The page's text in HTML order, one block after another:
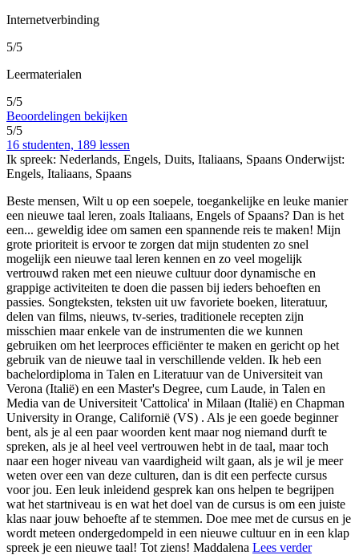
Internetverbinding
5/5
Leermaterialen
5/5
Beoordelingen bekijken
5/5
16 studenten, 189 lessen
Ik spreek: Nederlands, Engels, Duits, Italiaans, Spaans Onderwijst:
Engels, Italiaans, Spaans
Beste mensen, Wilt u op een soepele, toegankelijke en leuke manier
een nieuwe taal leren, zoals Italiaans, Engels of Spaans? Dan is het
een... geweldig idee om samen een spannende reis te maken! Mijn
grote prioriteit is ervoor te zorgen dat mijn studenten zo snel
mogelijk een nieuwe taal leren kennen en zo veel mogelijk
vertrouwd raken met een nieuwe cultuur door dynamische en
grappige activiteiten te doen die passen bij ieders behoeften en
passies. Songteksten, teksten uit uw favoriete boeken, literatuur,
delen van films, nieuws, tv-series, traditionele recepten zijn
misschien maar enkele van de instrumenten die we kunnen
gebruiken om het leerproces efficiënter te maken en gericht op het
gebruik van de nieuwe taal in verschillende velden. Ik heb een
bachelordiploma in Talen en Literatuur van de Universiteit van
Verona (Italië) en een Master's Degree, cum Laude, in Talen en
Media van de Universiteit 'Cattolica' in Milaan (Italië) en Chapman
University in Orange, Californië (VS) . Als je een goede beginner
bent, als je al een paar woorden kent maar nog niemand durft te
spreken, als je al heel veel vertrouwen hebt in de taal, maar toch
naar een hoger niveau van vaardigheid wilt gaan, als je wil je meer
weten over een van deze culturen, dan is dit een perfecte cursus
voor jou. Een leuk inleidend gesprek kan ons helpen te begrijpen
wat het startniveau is en wat het doel van de cursus is om een ​​juiste
klas naar jouw behoefte af te stemmen. Doe mee met de cursus en je
wordt meteen ondergedompeld in een nieuwe cultuur en in een klap
spreek je een nieuwe taal! Tot ziens! Maddalena Lees verder